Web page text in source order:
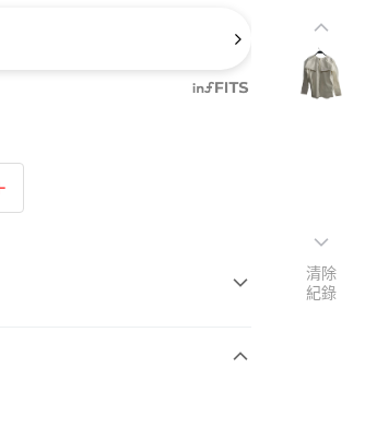
清除
紀錄